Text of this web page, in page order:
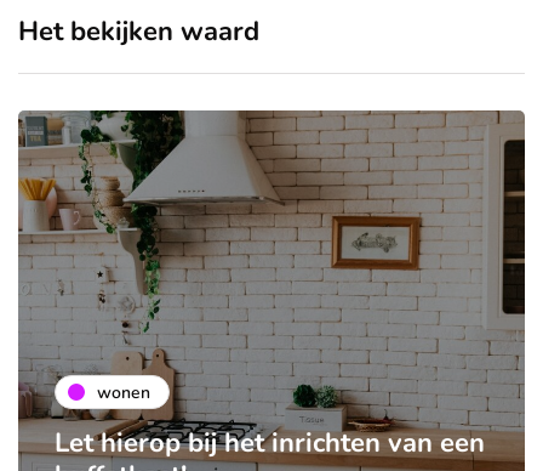
Het bekijken waard
wonen
Let hierop bij het inrichten van een